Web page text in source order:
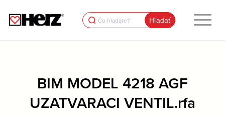
Search
for:
BIM MODEL 4218 AGF
UZATVARACI VENTIL.rfa